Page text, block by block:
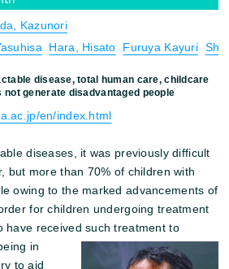
Kazunori
Hara, Hisato Furuya Kayuri
disease, total human care, childcare
generate disadvantaged people
en/index.html
diseases, it was previously difficult
but more than 70% of children with
owing to the marked advancements of
for children undergoing treatment
have received such treatment to
in
to aid